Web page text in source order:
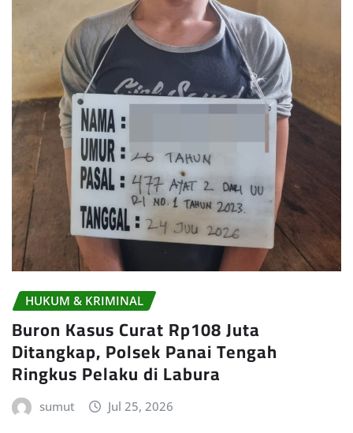
HUKUM & KRIMINAL
Buron Kasus Curat Rp108 Juta
Ditangkap, Polsek Panai Tengah
Ringkus Pelaku di Labura
sumut Jul 25, 2026